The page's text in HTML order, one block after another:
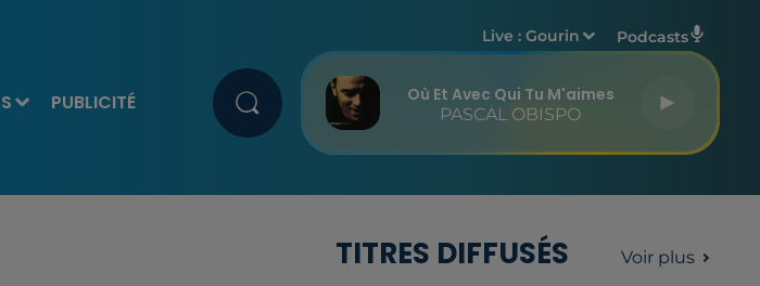
PUBLICITÉ
Live :Gourin Podcasts
Où Et Avec Qui Tu M'aimes
PASCAL OBISPO
TITRES DIFFUSÉS Voir plus